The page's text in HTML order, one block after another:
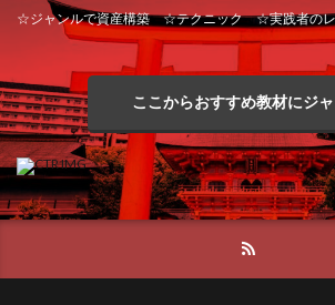
☆ジャンルで資産構築 ☆テクニック ☆実践者のレ
ここからおすすめ教材にジ